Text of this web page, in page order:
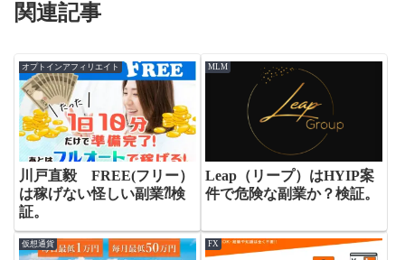
関連記事
オプトインアフィリエイト
川戸直毅 FREE(フリー）
は稼げない怪しい副業⁈検
証。
MLM
Leap（リープ）はHYIP案
件で危険な副業か？検証。
仮想通貨 FX